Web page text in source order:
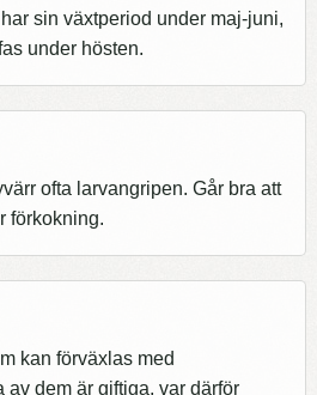
sin växtperiod under maj-juni,
under hösten.
ofta larvangripen. Går bra att
förkokning.
kan förväxlas med
av dem är giftiga, var därför